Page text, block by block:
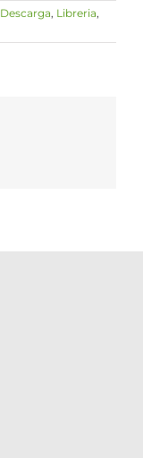
Descarga, Libreria,